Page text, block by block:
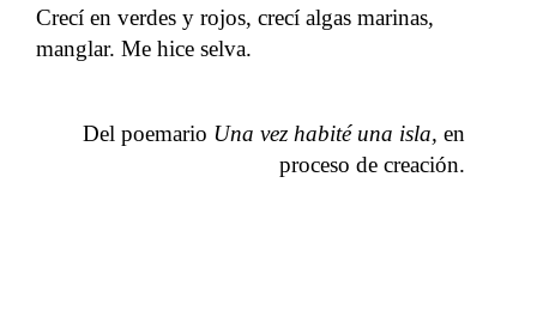
Crecí en verdes y rojos, crecí algas marinas,
manglar. Me hice selva.
Del poemario Una vez habité una isla, en
proceso de creación.